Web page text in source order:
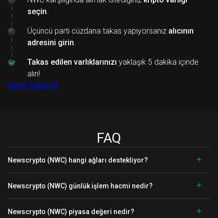
seçin.
Üçüncü parti cüzdana takas yapıyorsanız alıcının
adresini girin.
Takas edilen varlıklarınızı yaklaşık 5 dakika içinde
alın!
Şimdi Takas Et
FAQ
Newscrypto (NWC) hangi ağları destekliyor?
Newscrypto (NWC) günlük işlem hacmi nedir?
Newscrypto (NWC) piyasa değeri nedir?